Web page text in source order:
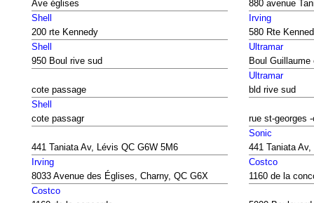
Ave églises
880 avenue
Shell
200 rte Kennedy
Irving
580 Rte
Shell
950 Boul rive sud
Ultramar
Boul Guillaume
cote passage
Ultramar
bld rive sud
Shell
cote passagr
rue st-georges
441 Taniata Av, Lévis QC G6W 5M6
Sonic
441 Taniata
Irving
8033 Avenue des Églises, Charny, QC G6X
Costco
1160 de la
Costco